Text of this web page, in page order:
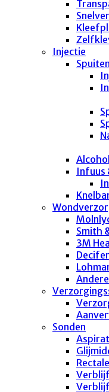
Injectie
Infuus
Smith
3M
Sonden